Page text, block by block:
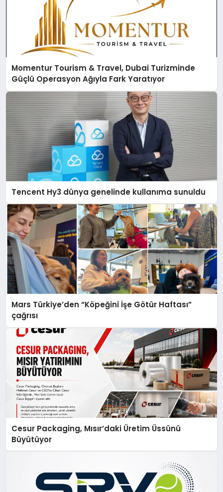
Momentur Tourism & Travel, Dubai Turizminde
Güçlü Operasyon Ağıyla Fark Yaratıyor
Tencent Hy3 dünya genelinde kullanıma sunuldu
Mars Türkiye’den “Köpeğini İşe Götür Haftası”
çağrısı
Cesur Packaging, Mısır’daki Üretim Üssünü
Büyütüyor